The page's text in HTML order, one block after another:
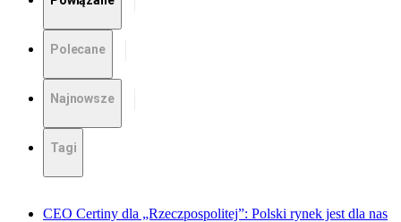
Polecane
Najnowsze
Tagi
CEO Certiny dla „Rzeczpospolitej”: Polski rynek jest dla nas